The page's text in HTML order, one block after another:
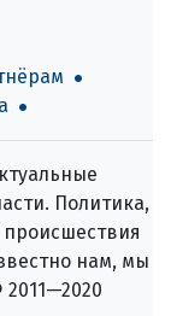
Политика,
нам, мы